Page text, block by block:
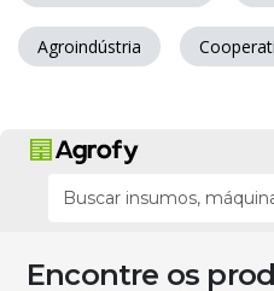
Agroindústria
Encontre os